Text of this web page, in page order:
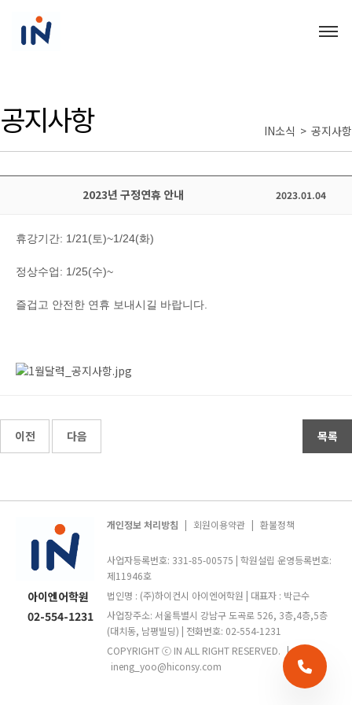
공지사항 IN소식 > 공지사항
2023년 구정연휴 안내 2023.01.04
휴강기간: 1/21(토)~1/24(화)
정상수업: 1/25(수)~
즐겁고 안전한 연휴 보내시길 바랍니다.
이전 다음 목록
아이엔어학원
02-554-1231
개인정보 처리방침 | 회원이용약관 | 환불정책
사업자등록번호: 331-85-00575 | 학원설립 운영등록번호:
제11946호
법인명 : (주)하이컨시 아이엔어학원 | 대표자 : 박근수
사업장주소: 서울특별시 강남구 도곡로 526, 3층,4층,5층
(대치동, 남평빌딩) | 전화번호: 02-554-1231
COPYRIGHT ⓒ IN ALL RIGHT RESERVED. |
ineng_yoo@hiconsy.com